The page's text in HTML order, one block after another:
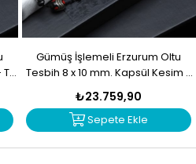
T-
Gümüş İşlemeli Erzurum Oltu
Tesbih 8 x 10 mm. Kapsül Kesim -
T-1915
₺23.759,90
Sepete Ekle